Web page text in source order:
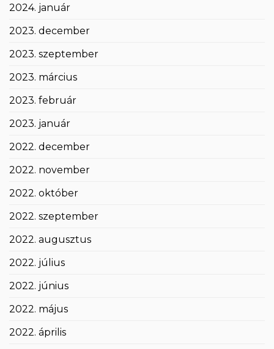
2024. január
2023. december
2023. szeptember
2023. március
2023. február
2023. január
2022. december
2022. november
2022. október
2022. szeptember
2022. augusztus
2022. július
2022. június
2022. május
2022. április